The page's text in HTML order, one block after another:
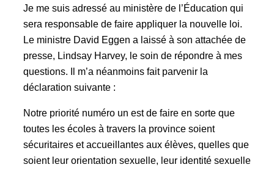
Je me suis adressé au ministère de l’Éducation qui
sera responsable de faire appliquer la nouvelle loi.
Le ministre David Eggen a laissé à son attachée de
presse, Lindsay Harvey, le soin de répondre à mes
questions. Il m’a néanmoins fait parvenir la
déclaration suivante :
Notre priorité numéro un est de faire en sorte que
toutes les écoles à travers la province soient
sécuritaires et accueillantes aux élèves, quelles que
soient leur orientation sexuelle, leur identité sexuelle